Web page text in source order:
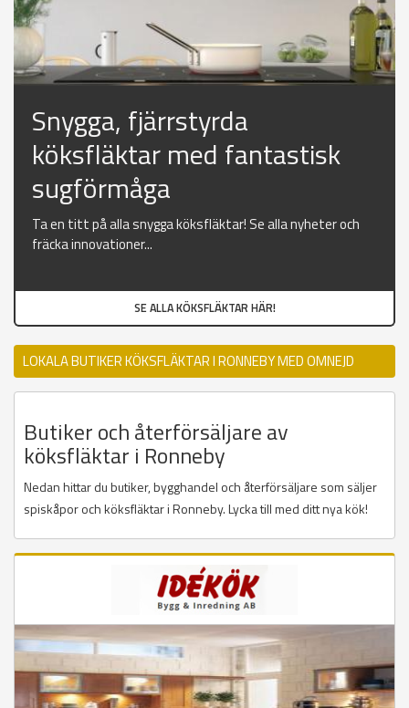
Snygga, fjärrstyrda
köksfläktar med fantastisk
sugförmåga
Ta en titt på alla snygga köksfläktar! Se alla nyheter och
fräcka innovationer...
SE ALLA KÖKSFLÄKTAR HÄR!
LOKALA BUTIKER KÖKSFLÄKTAR I RONNEBY MED OMNEJD
Butiker och återförsäljare av
köksfläktar i Ronneby
Nedan hittar du butiker, bygghandel och återförsäljare som säljer
spiskåpor och köksfläktar i Ronneby. Lycka till med ditt nya kök!